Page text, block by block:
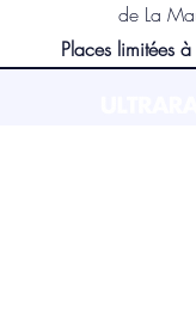
de La
Places limitées